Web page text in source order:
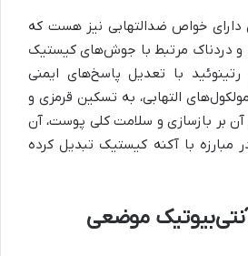
دارای خواص ضدالتهابی نیز هست که
دردناک مرتبط با جوش‌های کیستیک
با تعدیل پاسخ‌های ایمنی
التهابی، به تسکین قرمزی و
آن بر بازسازی و سلامت کلی پوست، آن
مبارزه با آکنه کیستیک تبدیل کرده
موضعی